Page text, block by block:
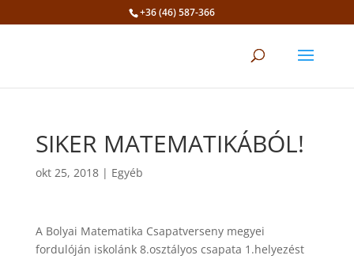
+36 (46) 587-366
SIKER MATEMATIKÁBÓL!
okt 25, 2018| Egyéb
A Bolyai Matematika Csapatverseny megyei
fordulóján iskolánk 8.osztályos csapata 1.helyezést